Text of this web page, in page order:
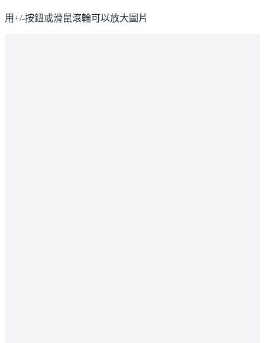
用+/-按鈕或滑鼠滾輪可以放大圖片